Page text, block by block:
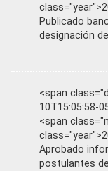
Publicado
designación
<span
10T15:05:58-
<span
Aprobado
postulantes